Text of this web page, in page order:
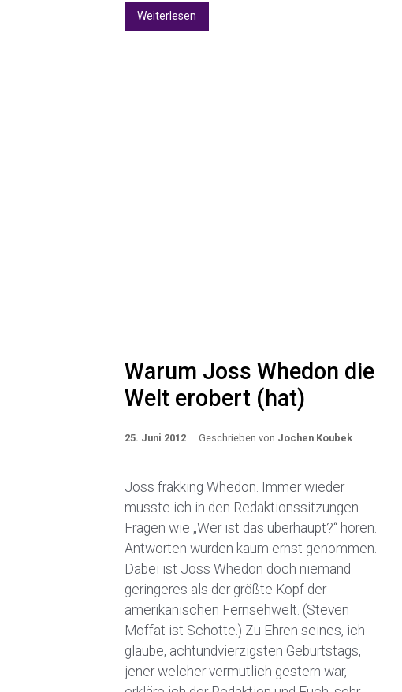
Weiterlesen
Warum Joss Whedon die
Welt erobert (hat)
25. Juni 2012 Geschrieben von Jochen Koubek
Joss frakking Whedon. Immer wieder
musste ich in den Redaktionssitzungen
Fragen wie „Wer ist das überhaupt?“ hören.
Antworten wurden kaum ernst genommen.
Dabei ist Joss Whedon doch niemand
geringeres als der größte Kopf der
amerikanischen Fernsehwelt. (Steven
Moffat ist Schotte.) Zu Ehren seines, ich
glaube, achtundvierzigsten Geburtstags,
jener welcher vermutlich gestern war,